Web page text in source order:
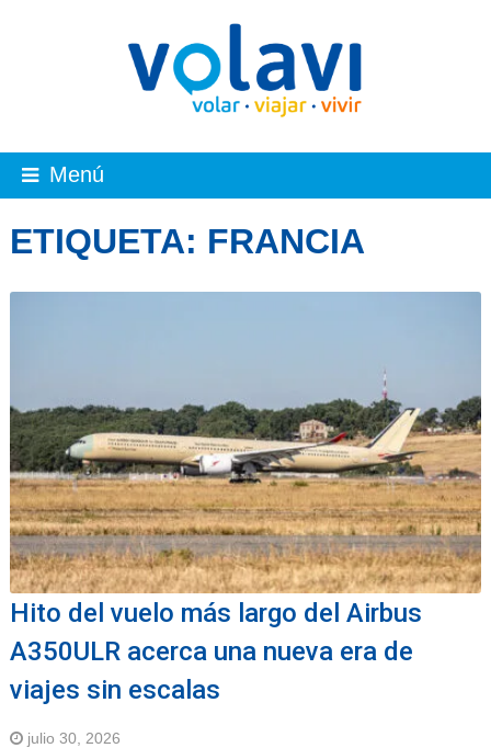
Menú
ETIQUETA: FRANCIA
Hito del vuelo más largo del Airbus
A350ULR acerca una nueva era de
viajes sin escalas
julio 30, 2026